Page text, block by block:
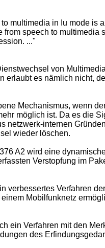
multimedia in Iu mode
speech to
..."
von
es nämlich nicht,
Mechanismus, wenn
möglich ist. Da es die
netzwerk-internen
wieder löschen.
A2 wird eine
Verstopfung im
verbessertes Verfahren
Mobilfunknetz
ein Verfahren mit den
des